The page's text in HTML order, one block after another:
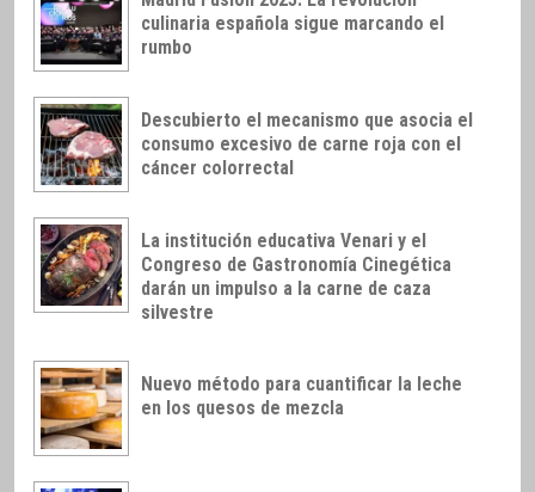
culinaria española sigue marcando el
rumbo
Descubierto el mecanismo que asocia el
consumo excesivo de carne roja con el
cáncer colorrectal
La institución educativa Venari y el
Congreso de Gastronomía Cinegética
darán un impulso a la carne de caza
silvestre
Nuevo método para cuantificar la leche
en los quesos de mezcla